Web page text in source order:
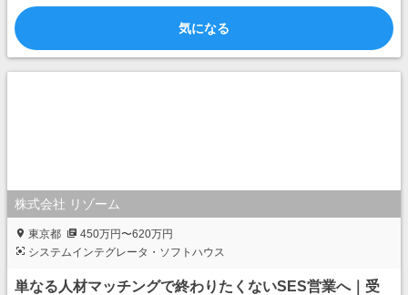
気になる
株式会社 リゾーム
東京都
450万円〜620万円
システムインテグレータ・ソフトハウス
単なる人材マッチングで終わりたくないSES営業へ｜受